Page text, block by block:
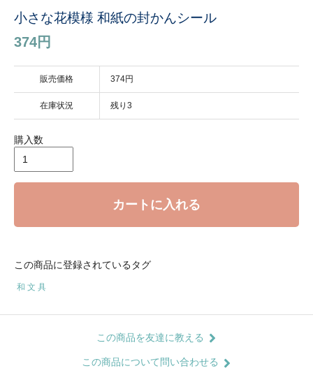
小さな花模様 和紙の封かんシール
374円
販売価格 374円
在庫状況 残り3
購入数
カートに入れる
この商品に登録されているタグ
和 文 具
この商品を友達に教える
この商品について問い合わせる